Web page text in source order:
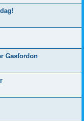
Gasfordon